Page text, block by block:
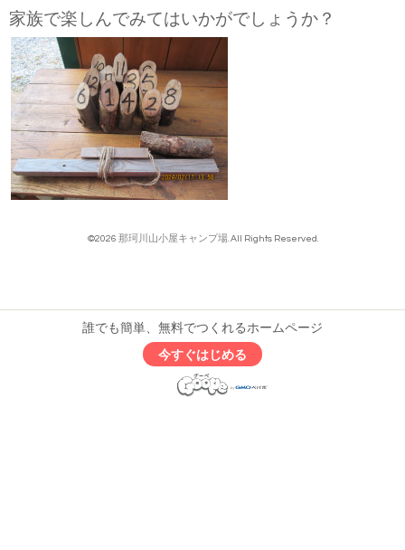
家族で楽しんでみてはいかがでしょうか？
©2026 那珂川山小屋キャンプ場. All Rights Reserved.
誰でも簡単、無料でつくれるホームページ
今すぐはじめる